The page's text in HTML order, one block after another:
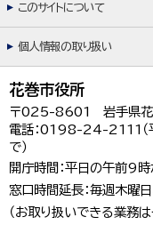
このサイトについて
個人情報の取り扱い
花巻市役所
〒025-8601 岩手県花
電話：0198-24-2111（
で）
開庁時間：平日の午前9
窓口時間延長：毎週木曜
（お取り扱いできる業務